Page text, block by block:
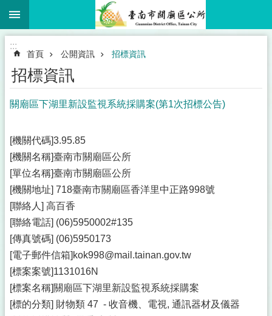
跳到主要內容區塊
:::
首頁 公開資訊 招標資訊
招標資訊
關廟區下湖里新設監視系統採購案(第1次招標公告)
[機關代碼]3.95.85
[機關名稱]臺南市關廟區公所
[單位名稱]臺南市關廟區公所
[機關地址] 718臺南市關廟區香洋里中正路998號
[聯絡人] 高百香
[聯絡電話] (06)5950002#135
[傳真號碼] (06)5950173
[電子郵件信箱]kok998@mail.tainan.gov.tw
[標案案號]1131016N
[標案名稱]關廟區下湖里新設監視系統採購案
[標的分類] 財物類 47 - 收音機、電視, 通訊器材及儀器